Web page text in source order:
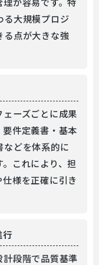
る大規模プロジ
る点が大きな強
ーズごとに成果
件定義書・基本
どを体系的に
これにより、担
様を正確に引き
段階で品質基準